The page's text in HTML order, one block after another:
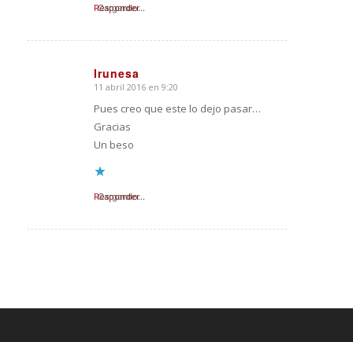
Cargando...
Responder
Irunesa
Dice:
11 abril 2016 en 9:20
Pues creo que este lo dejo pasar…
Gracias
Un beso
Cargando...
Responder